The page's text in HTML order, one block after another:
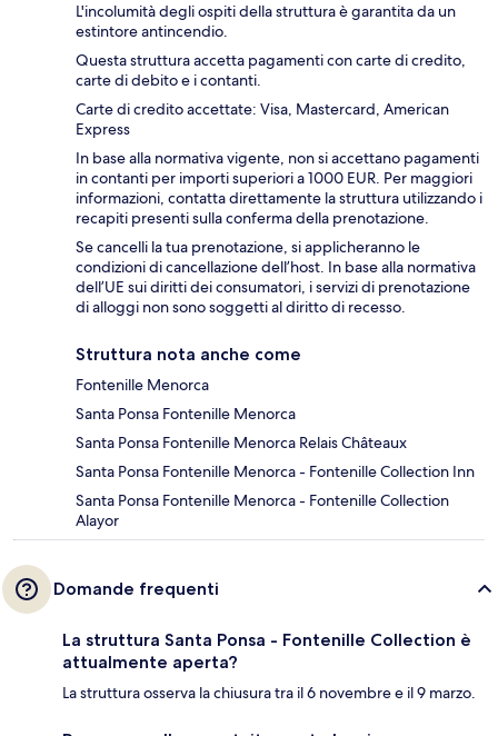
L'incolumità degli ospiti della struttura è garantita da un
estintore antincendio.
Questa struttura accetta pagamenti con carte di credito,
carte di debito e i contanti.
Carte di credito accettate: Visa, Mastercard, American
Express
In base alla normativa vigente, non si accettano pagamenti
in contanti per importi superiori a 1000 EUR. Per maggiori
informazioni, contatta direttamente la struttura utilizzando i
recapiti presenti sulla conferma della prenotazione.
Se cancelli la tua prenotazione, si applicheranno le
condizioni di cancellazione dell’host. In base alla normativa
dell’UE sui diritti dei consumatori, i servizi di prenotazione
di alloggi non sono soggetti al diritto di recesso.
Struttura nota anche come
Fontenille Menorca
Santa Ponsa Fontenille Menorca
Santa Ponsa Fontenille Menorca Relais Châteaux
Santa Ponsa Fontenille Menorca - Fontenille Collection Inn
Santa Ponsa Fontenille Menorca - Fontenille Collection
Alayor
Domande frequenti
La struttura Santa Ponsa - Fontenille Collection è
attualmente aperta?
La struttura osserva la chiusura tra il 6 novembre e il 9 marzo.